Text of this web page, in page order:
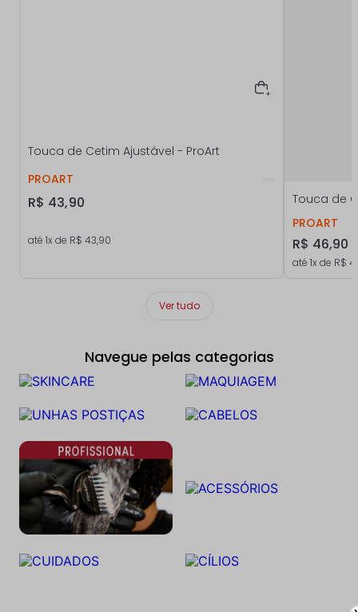
Touca de Cetim Ajustável - ProArt
PROART
R$ 43,90
até 1x de R$ 43,90
Touca de
PROART
R$ 46,90
até 1x de R$
Ver tudo
Navegue pelas categorias